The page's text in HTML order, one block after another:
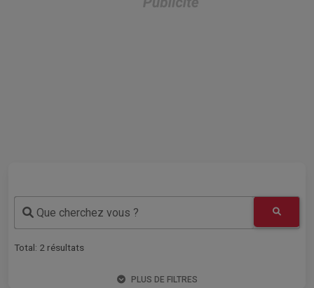
Que cherchez vous ?
Total: 2 résultats
PLUS DE FILTRES